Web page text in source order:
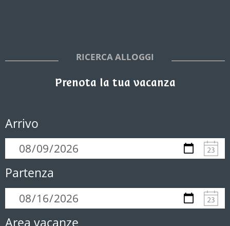
RICERCA ALLOGGI
Prenota la tua vacanza
Arrivo
Partenza
Area vacanze